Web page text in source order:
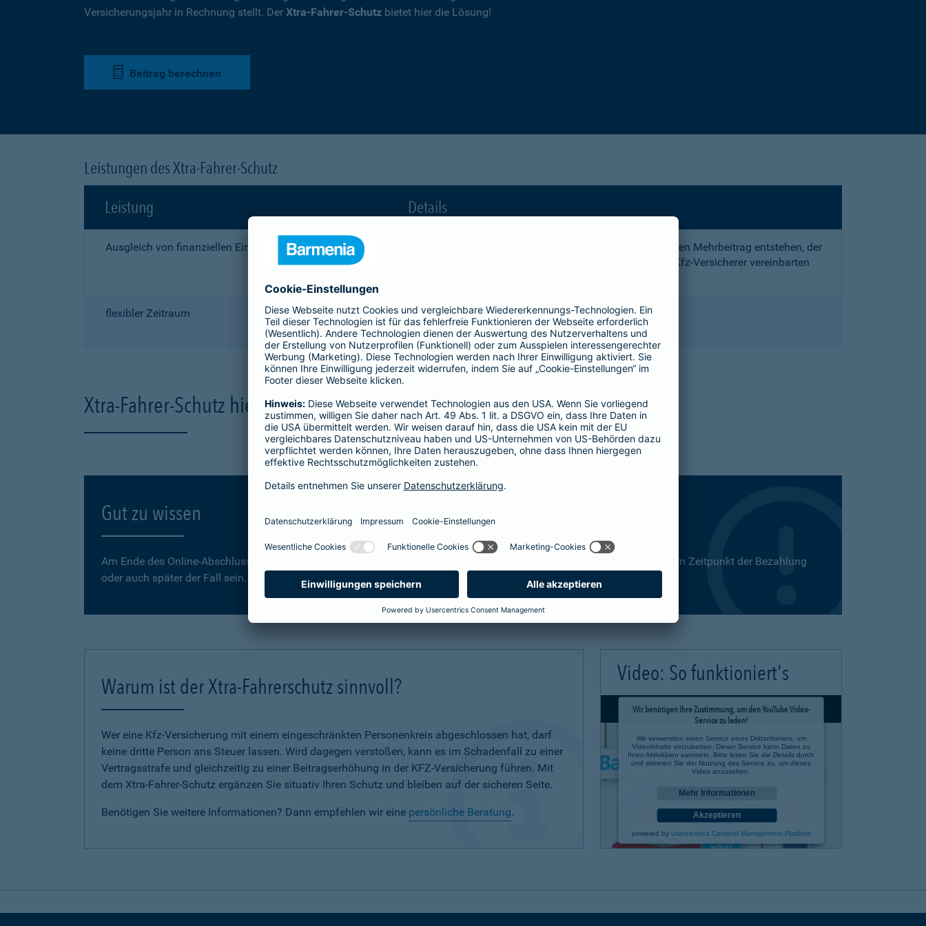
Versicherungsjahr in Rechnung stellt. Der Xtra-Fahrer-Schutz bietet hier die Lösung!
Beitrag berechnen
Leistungen des Xtra-Fahrer-Schutz
Leistung
Details
Ausgleich von finanziellen Einbußen
die Ihnen nach einem Unfall durch die Vertragsstrafe und den Mehrbeitrag entstehen, der
Ihnen wegen einer unerlaubten Erweiterung des mit Ihrem Kfz-Versicherer vereinbarten
flexibler Zeitraum
1, 2 oder 3 Tage bzw.
1, 2 oder 3 Wochen
Xtra-Fahrer-Schutz hier online berechnen und direkt abschließen
Gut zu wissen
Am Ende des Online-Abschlusses können Sie selbst bestimmen, ab wann Ihr Xtra-Fahrer-Schutz gültig ist. Dies kann zum Zeitpunkt der Bezahlung
oder auch später der Fall sein.
Warum ist der Xtra-Fahrerschutz sinnvoll?
Wer eine Kfz-Versicherung mit einem eingeschränkten Personenkreis abgeschlossen hat, darf
keine dritte Person ans Steuer lassen. Wird dagegen verstoßen, kann es im Schadenfall zu einer
Vertragsstrafe und gleichzeitig zu einer Beitragserhöhung in der KFZ-Versicherung führen. Mit
dem Xtra-Fahrer-Schutz ergänzen Sie situativ Ihren Schutz und bleiben auf der sicheren Seite.
Benötigen Sie weitere Informationen? Dann empfehlen wir eine persönliche Beratung.
Video: So funktioniert's
Wir benötigen Ihre Zustimmung, um den YouTube Video-
Service zu laden!
Wir verwenden einen Service eines Drittanbieters, um
Videoinhalte einzubetten. Dieser Service kann Daten zu
Ihren Aktivitäten sammeln. Bitte lesen Sie die Details durch
und stimmen Sie der Nutzung des Service zu, um dieses
Video anzusehen.
Mehr Informationen
Akzeptieren
powered by Usercentrics Consent Management Platform